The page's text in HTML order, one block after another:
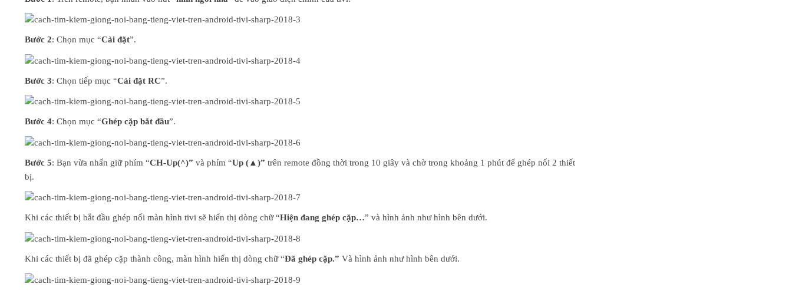
Bước 2: Chọn mục “Cài đặt”.
Bước 3: Chọn tiếp mục “Cài đặt RC”.
Bước 4: Chọn mục “Ghép cặp bắt đầu”.
Bước 5: Bạn vừa nhấn giữ phím “CH-Up(^)” và phím “Up (▲)” trên remote đồng thời trong 10 giây và chờ trong khoảng 1 phút để ghép nối 2 thiết
bị.
Khi các thiết bị bắt đầu ghép nối màn hình tivi sẽ hiển thị dòng chữ “Hiện đang ghép cặp…” và hình ảnh như hình bên dưới.
Khi các thiết bị đã ghép cặp thành công, màn hình hiển thị dòng chữ “Đã ghép cặp.” Và hình ảnh như hình bên dưới.